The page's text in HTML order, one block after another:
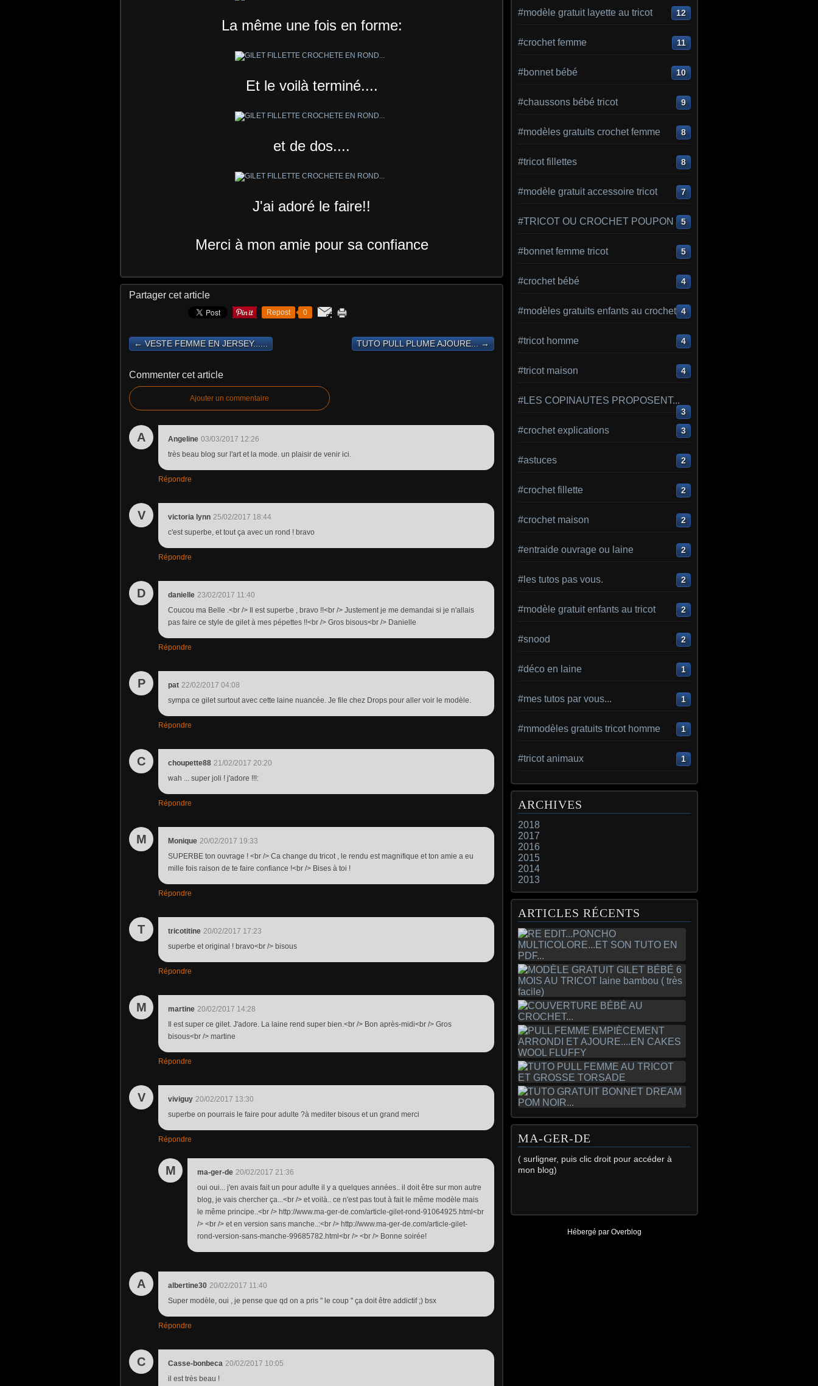
La même une fois en forme:
Et le voilà terminé....
et de dos....
J'ai adoré le faire!!
Merci à mon amie pour sa confiance
Partager cet article
Repost 0
← VESTE FEMME EN JERSEY...... TUTO PULL PLUME AJOURE... →
Commenter cet article
Ajouter un commentaire
A Angeline 03/03/2017 12:26
très beau blog sur l'art et la mode. un plaisir de venir ici.
Répondre
V victoria lynn 25/02/2017 18:44
c'est superbe, et tout ça avec un rond ! bravo
Répondre
D danielle 23/02/2017 11:40
Coucou ma Belle .<br /> Il est superbe , bravo !!<br /> Justement je me demandai si je n'allais
pas faire ce style de gilet à mes pépettes !!<br /> Gros bisous<br /> Danielle
Répondre
P pat 22/02/2017 04:08
sympa ce gilet surtout avec cette laine nuancée. Je file chez Drops pour aller voir le modèle.
Répondre
C choupette88 21/02/2017 20:20
wah ... super joli ! j'adore !!!:
Répondre
M Monique 20/02/2017 19:33
SUPERBE ton ouvrage ! <br /> Ca change du tricot , le rendu est magnifique et ton amie a eu
mille fois raison de te faire confiance !<br /> Bises à toi !
Répondre
T tricotitine 20/02/2017 17:23
superbe et original ! bravo<br /> bisous
Répondre
M martine 20/02/2017 14:28
Il est super ce gilet. J'adore. La laine rend super bien.<br /> Bon après-midi<br /> Gros
bisous<br /> martine
Répondre
V viviguy 20/02/2017 13:30
superbe on pourrais le faire pour adulte ?à mediter bisous et un grand merci
Répondre
M ma-ger-de 20/02/2017 21:36
oui oui... j'en avais fait un pour adulte il y a quelques années.. il doit être sur mon autre
blog, je vais chercher ça...<br /> et voilà.. ce n'est pas tout à fait le même modèle mais
le même principe..<br /> http://www.ma-ger-de.com/article-gilet-rond-91064925.html<br
/> <br /> et en version sans manche..:<br /> http://www.ma-ger-de.com/article-gilet-
rond-version-sans-manche-99685782.html<br /> <br /> Bonne soirée!
A albertine30 20/02/2017 11:40
Super modèle, oui , je pense que qd on a pris " le coup " ça doit être addictif ;) bsx
Répondre
C Casse-bonbeca 20/02/2017 10:05
il est très beau !
#modèle gratuit layette au tricot 12
#crochet femme 11
#bonnet bébé 10
#chaussons bébé tricot 9
#modèles gratuits crochet femme 8
#tricot fillettes 8
#modèle gratuit accessoire tricot 7
#TRICOT OU CROCHET POUPON 5
#bonnet femme tricot 5
#crochet bébé 4
#modèles gratuits enfants au crochet 4
#tricot homme 4
#tricot maison 4
#LES COPINAUTES PROPOSENT...
3
#crochet explications 3
#astuces 2
#crochet fillette 2
#crochet maison 2
#entraide ouvrage ou laine 2
#les tutos pas vous. 2
#modèle gratuit enfants au tricot 2
#snood 2
#déco en laine 1
#mes tutos par vous... 1
#mmodèles gratuits tricot homme 1
#tricot animaux 1
ARCHIVES
2018
2017
2016
2015
2014
2013
ARTICLES RÉCENTS
MA-GER-DE
( surligner, puis clic droit pour accéder à
mon blog)
Hébergé par Overblog